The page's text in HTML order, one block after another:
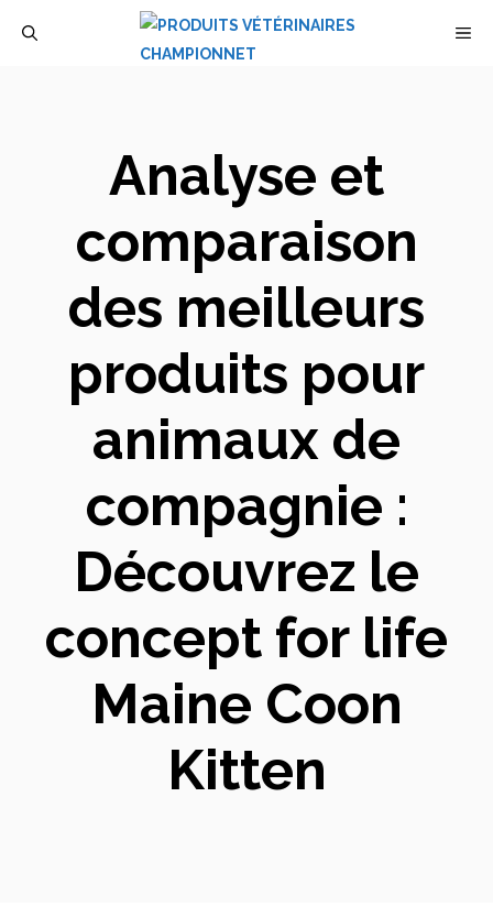
Analyse et
comparaison
des meilleurs
produits pour
animaux de
compagnie :
Découvrez le
concept for life
Maine Coon
Kitten